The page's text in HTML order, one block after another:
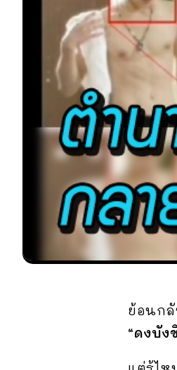
ย้อนกลั
“ดงบัง